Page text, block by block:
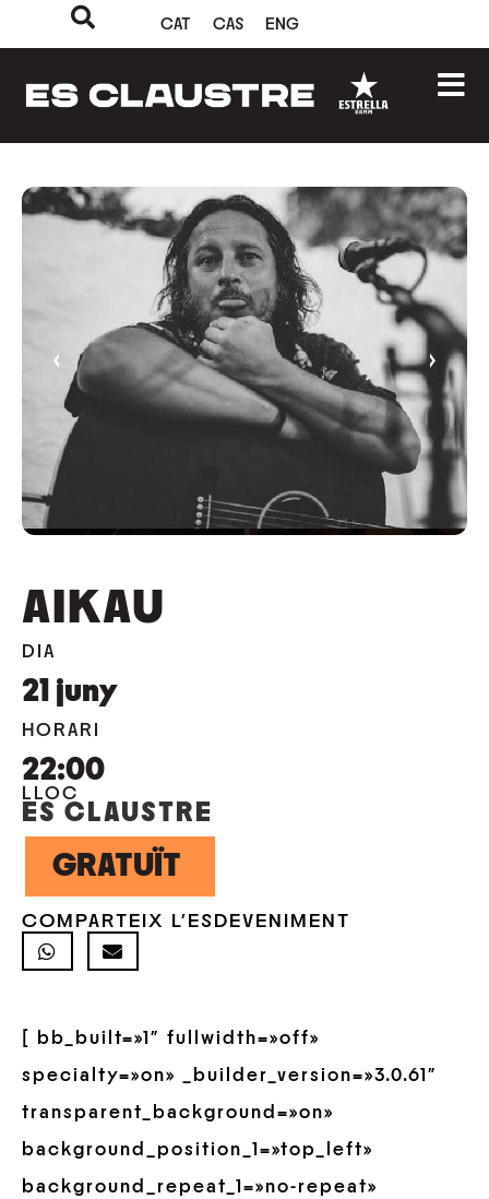
CAT CAS ENG
‹ ›
AIKAU
DIA
21 juny
HORARI
22:00
LLOC
ES CLAUSTRE
GRATUÏT
COMPARTEIX L'ESDEVENIMENT
[ bb_built=»1″ fullwidth=»off»
specialty=»on» _builder_version=»3.0.61″
transparent_background=»on»
background_position_1=»top_left»
background_repeat_1=»no-repeat»